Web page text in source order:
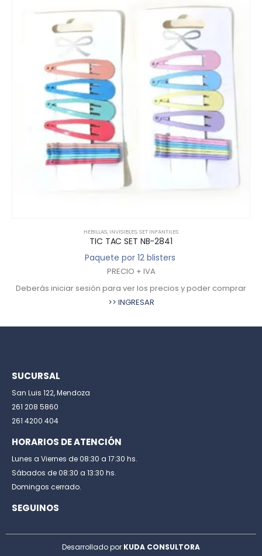
HEBILLAS, INVISIBLES,SET INFANTILES
TIC TAC SET NB-2841
Paquete por 12 blisters
PRECIO + IVA
Deberás iniciar sesión para ver los precios y poder comprar
>> INGRESAR
SUCURSAL
San Luis 122, Mendoza
261 208 5860
261 4200 404
HORARIOS DE ATENCIÓN
Lunes a Viernes de 08:30 a 17:30 hs.
Sábados de 08:30 a 13:30 hs.
Domingos cerrado.
SEGUINOS
Desarrollado por KUDA CONSULTORA